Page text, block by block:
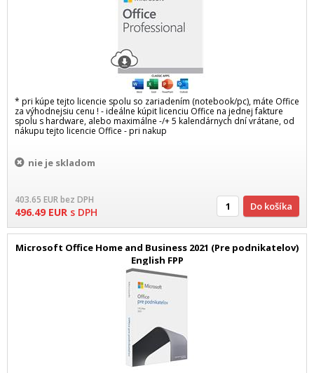
* pri kúpe tejto licencie spolu so zariadením (notebook/pc), máte Office
za výhodnejsiu cenu ! - ideálne kúpit licenciu Office na jednej fakture
spolu s hardware, alebo maximálne -/+ 5 kalendárnych dní vrátane, od
nákupu tejto licencie Office - pri nakup
nie je skladom
403.65 EURbez DPH
496.49 EUR s DPH Do košíka
Microsoft Office Home and Business 2021 (Pre podnikatelov)
English FPP